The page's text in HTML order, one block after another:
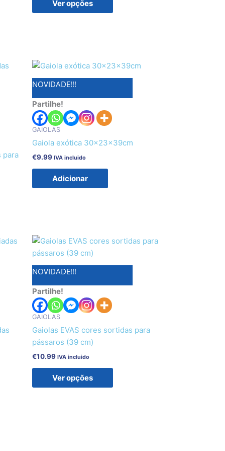
Ver opções
on
para
NOVIDADE!!!
Partilhe!
GAIOLAS
Gaiola exótica 30x23x39cm
€9.99 IVA incluido
Adicionar
NOVIDADE!!!
Partilhe!
GAIOLAS
Gaiolas EVAS cores sortidas para
pássaros (39 cm)
€10.99 IVA incluido
Ver opções
This
has
variants.
may
product